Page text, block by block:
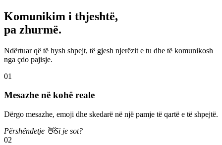
Komunikim i thjeshtë,
pa zhurmë.
Ndërtuar që të hysh shpejt, të gjesh njerëzit e tu dhe të komunikosh
nga çdo pajisje.
01
Mesazhe në kohë reale
Dërgo mesazhe, emoji dhe skedarë në një pamje të qartë e të shpejtë.
Përshëndetje 👋Si je sot?
02